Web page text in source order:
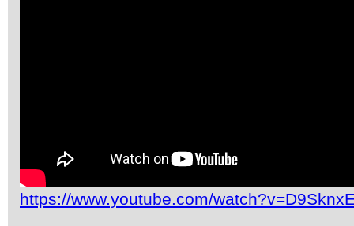
https://www.youtube.com/